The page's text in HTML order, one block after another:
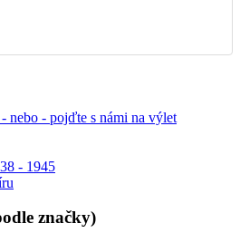
nebo - pojďte s námi na výlet
- 1945
značky)